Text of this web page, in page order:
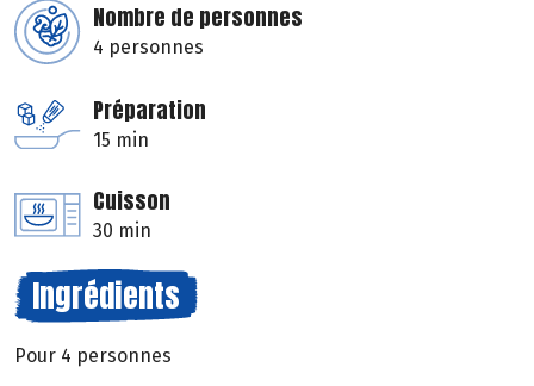
Nombre de personnes
4 personnes
Préparation
15 min
Cuisson
30 min
Ingrédients
Pour 4 personnes